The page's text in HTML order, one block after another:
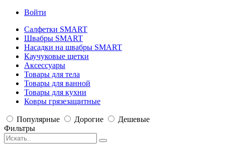
Войти
Салфетки SMART
Швабры SMART
Насадки на швабры SMART
Каучуковые щетки
Аксессуары
Товары для тела
Товары для ванной
Товары для кухни
Ковры грязезащитные
Популярные Дорогие
Дешевые
Фильтры